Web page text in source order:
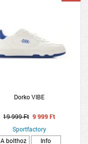
Dorko VIBE
19 999 Ft 9 999 Ft
Sportfactory
A bolthoz
Info